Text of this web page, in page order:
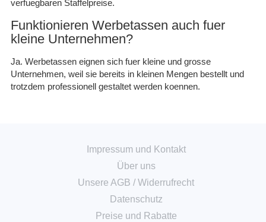
verfuegbaren Staffelpreise.
Funktionieren Werbetassen auch fuer
kleine Unternehmen?
Ja. Werbetassen eignen sich fuer kleine und grosse
Unternehmen, weil sie bereits in kleinen Mengen bestellt und
trotzdem professionell gestaltet werden koennen.
Impressum und Kontakt
Über uns
Unsere AGB /Widerrufrecht
Datenschutz
Preise und Rabatte